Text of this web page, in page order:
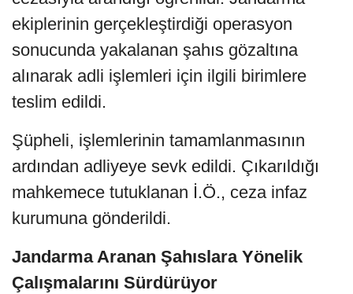
ekiplerinin gerçekleştirdiği operasyon
sonucunda yakalanan şahıs gözaltına
alınarak adli işlemleri için ilgili birimlere
teslim edildi.
Şüpheli, işlemlerinin tamamlanmasının
ardından adliyeye sevk edildi. Çıkarıldığı
mahkemece tutuklanan İ.Ö., ceza infaz
kurumuna gönderildi.
Jandarma Aranan Şahıslara Yönelik
Çalışmalarını Sürdürüyor